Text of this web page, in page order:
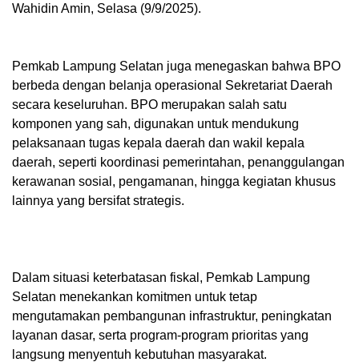
Wahidin Amin, Selasa (9/9/2025).
Pemkab Lampung Selatan juga menegaskan bahwa BPO
berbeda dengan belanja operasional Sekretariat Daerah
secara keseluruhan. BPO merupakan salah satu
komponen yang sah, digunakan untuk mendukung
pelaksanaan tugas kepala daerah dan wakil kepala
daerah, seperti koordinasi pemerintahan, penanggulangan
kerawanan sosial, pengamanan, hingga kegiatan khusus
lainnya yang bersifat strategis.
Dalam situasi keterbatasan fiskal, Pemkab Lampung
Selatan menekankan komitmen untuk tetap
mengutamakan pembangunan infrastruktur, peningkatan
layanan dasar, serta program-program prioritas yang
langsung menyentuh kebutuhan masyarakat.